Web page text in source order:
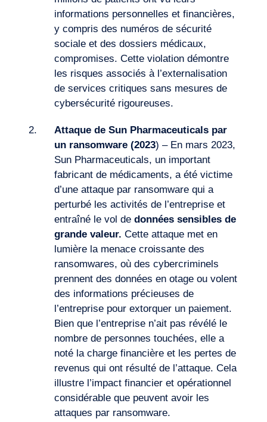
Journal de Bord
informations personnelles et financières,
y compris des numéros de sécurité
sociale et des dossiers médicaux,
compromises. Cette violation démontre
les risques associés à l’externalisation
de services critiques sans mesures de
cybersécurité rigoureuses.
Attaque de Sun Pharmaceuticals par
un ransomware (2023) – En mars 2023,
Sun Pharmaceuticals, un important
fabricant de médicaments, a été victime
d’une attaque par ransomware qui a
perturbé les activités de l’entreprise et
entraîné le vol de données sensibles de
grande valeur. Cette attaque met en
lumière la menace croissante des
ransomwares, où des cybercriminels
prennent des données en otage ou volent
des informations précieuses de
l’entreprise pour extorquer un paiement.
Bien que l’entreprise n’ait pas révélé le
nombre de personnes touchées, elle a
noté la charge financière et les pertes de
revenus qui ont résulté de l’attaque. Cela
illustre l’impact financier et opérationnel
considérable que peuvent avoir les
attaques par ransomware.